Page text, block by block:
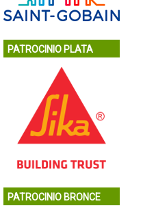
PATROCINIO PLATA
PATROCINIO BRONCE